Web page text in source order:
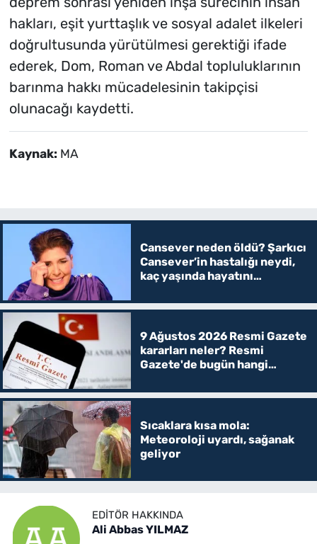
hakları, eşit yurttaşlık ve sosyal adalet ilkeleri
doğrultusunda yürütülmesi gerektiği ifade
ederek, Dom, Roman ve Abdal topluluklarının
barınma hakkı mücadelesinin takipçisi
olunacağı kaydetti.
Kaynak: MA
Cansever neden öldü? Şarkıcı
Cansever’in hastalığı neydi,
kaç yaşında hayatını
9 Ağustos 2026 Resmi Gazete
kararları neler? Resmi
Gazete'de bugün hangi
affı var mı?
Sıcaklara kısa mola:
Meteoroloji uyardı, sağanak
geliyor
EDITÖR HAKKINDA
Ali Abbas YILMAZ